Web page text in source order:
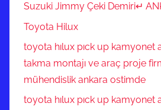
Suzuki Jimmy Çeki Demiri↵
Toyota Hilux
toyota hılux pıck up kamyonet
takma montajı ve araç proje
mühendislik ankara ostimde
toyota hılux pıck up kamyonet